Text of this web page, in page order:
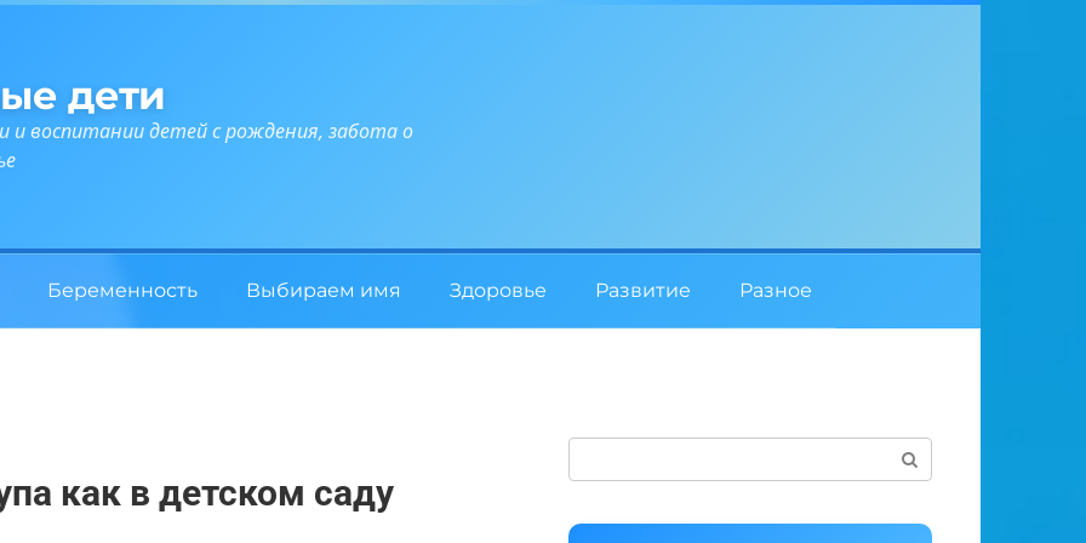
дети
и воспитании детей с рождения, забота о
Беременность Выбираем имя Здоровье Развитие Разное
как в детском саду